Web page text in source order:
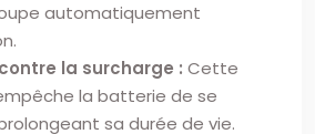
automatiquement
la surcharge : Cette
la batterie de se
sa durée de vie.